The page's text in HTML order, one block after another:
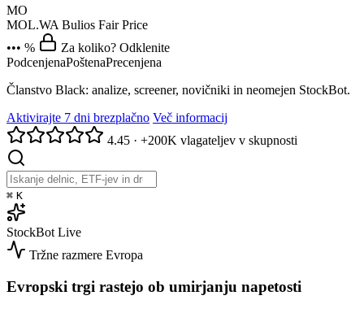
MO
MOL.WA Bulios Fair Price
••• %
Za koliko? Odklenite
PodcenjenaPoštenaPrecenjena
Članstvo Black: analize, screener, novičniki in neomejen StockBot.
Aktivirajte 7 dni brezplačno Več informacij
4.45 · +200K vlagateljev v skupnosti
⌘ K
StockBot Live
Tržne razmere Evropa
Evropski trgi rastejo ob umirjanju napetosti